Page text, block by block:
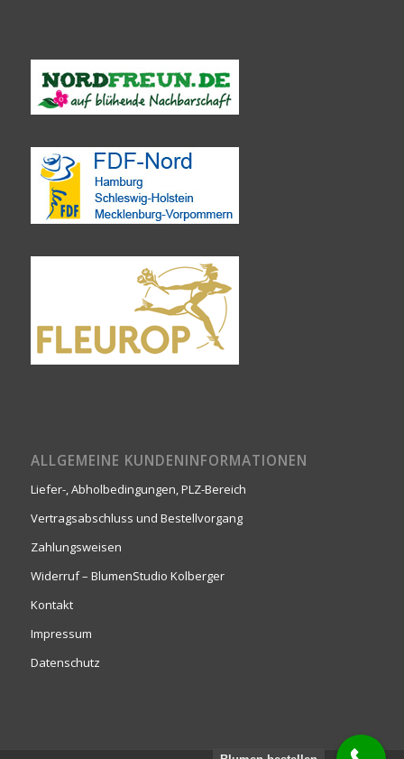
ALLGEMEINE KUNDENINFORMATIONEN
Liefer-, Abholbedingungen, PLZ-Bereich
Vertragsabschluss und Bestellvorgang
Zahlungsweisen
Widerruf – BlumenStudio Kolberger
Kontakt
Impressum
Datenschutz